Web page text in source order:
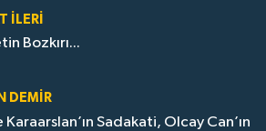
İLERI
Bozkırı...
DEMIR
Karaarslan’ın Sadakati, Olcay Can’ın